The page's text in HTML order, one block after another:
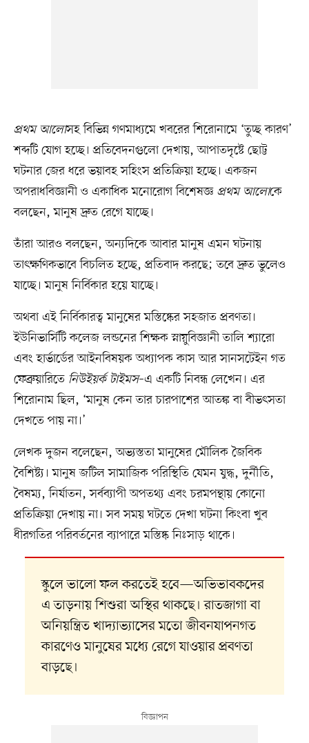
প্রথম আলোসহ বিভিন্ন গণমাধ্যমে খবরের শিরোনামে ‘তুচ্ছ কারণ’
শব্দটি যোগ হচ্ছে। প্রতিবেদনগুলো দেখায়, আপাতদৃষ্টে ছোট্ট
ঘটনার জের ধরে ভয়াবহ সহিংস প্রতিক্রিয়া হচ্ছে। একজন
অপরাধবিজ্ঞানী ও একাধিক মনোরোগ বিশেষজ্ঞ প্রথম আলোকে
বলছেন, মানুষ দ্রুত রেগে যাচ্ছে।
তাঁরা আরও বলছেন, অন্যদিকে আবার মানুষ এমন ঘটনায়
তাৎক্ষণিকভাবে বিচলিত হচ্ছে, প্রতিবাদ করছে; তবে দ্রুত ভুলেও
যাচ্ছে। মানুষ নির্বিকার হয়ে যাচ্ছে।
অথবা এই নির্বিকারত্ব মানুষের মস্তিষ্কের সহজাত প্রবণতা।
ইউনিভার্সিটি কলেজ লন্ডনের শিক্ষক স্নায়ুবিজ্ঞানী তালি শ্যারো
এবং হার্ভার্ডের আইনবিষয়ক অধ্যাপক কাস আর সানসটেইন গত
ফেব্রুয়ারিতে নিউইয়র্ক টাইমস–এ একটি নিবন্ধ লেখেন। এর
শিরোনাম ছিল, ‘মানুষ কেন তার চারপাশের আতঙ্ক বা বীভৎসতা
দেখতে পায় না।’
লেখক দুজন বলেছেন, অভ্যস্ততা মানুষের মৌলিক জৈবিক
বৈশিষ্ট্য। মানুষ জটিল সামাজিক পরিস্থিতি যেমন যুদ্ধ, দুর্নীতি,
বৈষম্য, নির্যাতন, সর্বব্যাপী অপতথ্য এবং চরমপন্থায় কোনো
প্রতিক্রিয়া দেখায় না। সব সময় ঘটতে দেখা ঘটনা কিংবা খুব
ধীরগতির পরিবর্তনের ব্যাপারে মস্তিষ্ক নিঃসাড় থাকে।
স্কুলে ভালো ফল করতেই হবে—অভিভাবকদের
এ তাড়নায় শিশুরা অস্থির থাকছে। রাতজাগা বা
অনিয়ন্ত্রিত খাদ্যাভ্যাসের মতো জীবনযাপনগত
কারণেও মানুষের মধ্যে রেগে যাওয়ার প্রবণতা
বাড়ছে।